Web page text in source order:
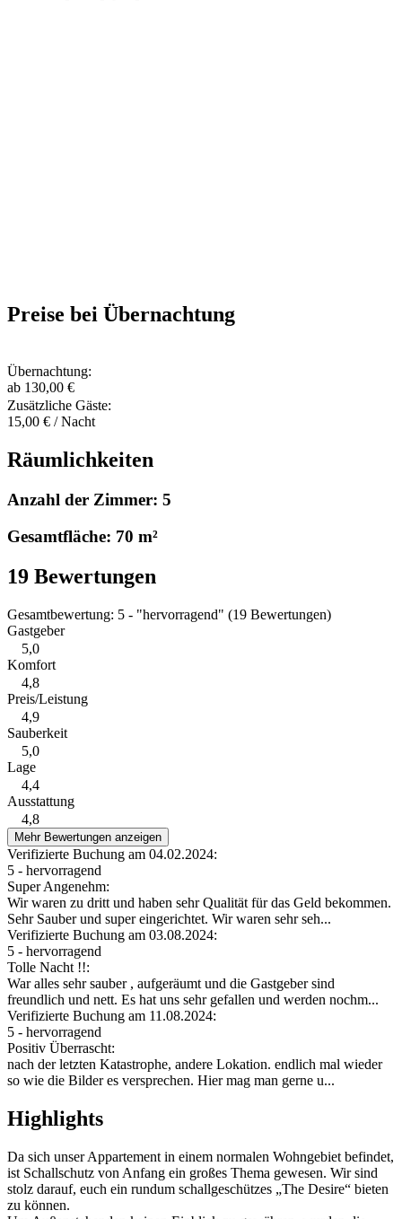
Preise bei Übernachtung
Übernachtung:
ab 130,00 €
Zusätzliche Gäste:
15,00 € / Nacht
Räumlichkeiten
Anzahl der Zimmer: 5
Gesamtfläche: 70 m²
19 Bewertungen
Gesamtbewertung: 5 - "hervorragend" (19 Bewertungen)
Gastgeber
5,0
Komfort
4,8
Preis/Leistung
4,9
Sauberkeit
5,0
Lage
4,4
Ausstattung
4,8
Mehr Bewertungen anzeigen
Verifizierte Buchung am 04.02.2024:
5 - hervorragend
Super Angenehm:
Wir waren zu dritt und haben sehr Qualität für das Geld bekommen.
Sehr Sauber und super eingerichtet. Wir waren sehr seh...
Verifizierte Buchung am 03.08.2024:
5 - hervorragend
Tolle Nacht !!:
War alles sehr sauber , aufgeräumt und die Gastgeber sind
freundlich und nett. Es hat uns sehr gefallen und werden nochm...
Verifizierte Buchung am 11.08.2024:
5 - hervorragend
Positiv Überrascht:
nach der letzten Katastrophe, andere Lokation. endlich mal wieder
so wie die Bilder es versprechen. Hier mag man gerne u...
Highlights
Da sich unser Appartement in einem normalen Wohngebiet befindet,
ist Schallschutz von Anfang ein großes Thema gewesen. Wir sind
stolz darauf, euch ein rundum schallgeschützes „The Desire“ bieten
zu können.